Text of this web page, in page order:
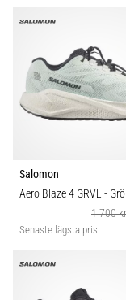
Salomon
Aero Blaze 4 GRVL -
1 700 kr
Senaste lägsta pris